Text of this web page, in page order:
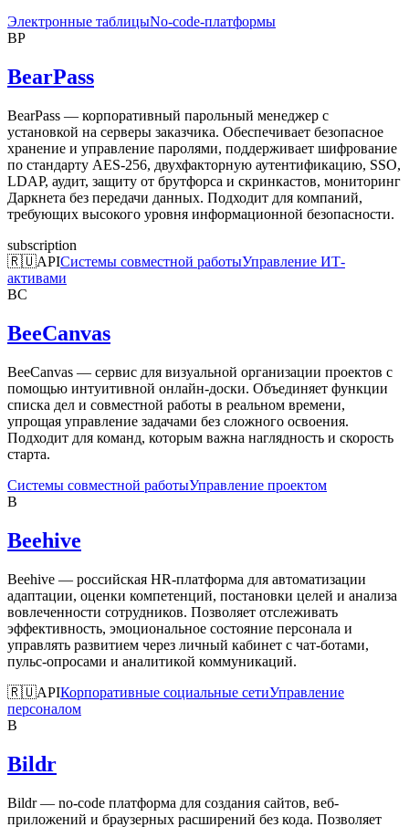
Электронные таблицыNo-code-платформы
BP
BearPass
BearPass — корпоративный парольный менеджер с
установкой на серверы заказчика. Обеспечивает безопасное
хранение и управление паролями, поддерживает шифрование
по стандарту AES-256, двухфакторную аутентификацию, SSO,
LDAP, аудит, защиту от брутфорса и скринкастов, мониторинг
Даркнета без передачи данных. Подходит для компаний,
требующих высокого уровня информационной безопасности.
subscription
🇷🇺APIСистемы совместной работыУправление ИТ-
активами
BC
BeeCanvas
BeeCanvas — сервис для визуальной организации проектов с
помощью интуитивной онлайн-доски. Объединяет функции
списка дел и совместной работы в реальном времени,
упрощая управление задачами без сложного освоения.
Подходит для команд, которым важна наглядность и скорость
старта.
Системы совместной работыУправление проектом
B
Beehive
Beehive — российская HR-платформа для автоматизации
адаптации, оценки компетенций, постановки целей и анализа
вовлеченности сотрудников. Позволяет отслеживать
эффективность, эмоциональное состояние персонала и
управлять развитием через личный кабинет с чат-ботами,
пульс-опросами и аналитикой коммуникаций.
🇷🇺APIКорпоративные социальные сетиУправление
персоналом
B
Bildr
Bildr — no-code платформа для создания сайтов, веб-
приложений и браузерных расширений без кода. Позволяет